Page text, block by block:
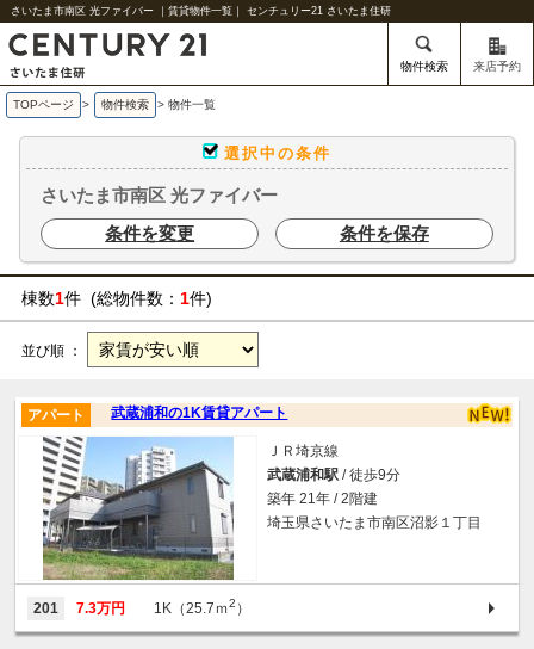
さいたま市南区 光ファイバー ｜賃貸物件一覧｜ センチュリー21 さいたま住研
物件検索 来店予約
TOPページ > 物件検索 > 物件一覧
選択中の条件
さいたま市南区 光ファイバー
条件を変更
条件を保存
棟数1件 (総物件数： 1件)
並び順 ：
武蔵浦和の1K賃貸アパート
アパート
ＪＲ埼京線
武蔵浦和駅 / 徒歩9分
築年 21年 / 2階建
埼玉県さいたま市南区沼影１丁目
201 7.3万円 1K（25.7ｍ2 ）